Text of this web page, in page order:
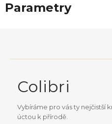
Parametry
Colibri
Vybíráme pro vás ty nejčistší
úctou k přírodě.